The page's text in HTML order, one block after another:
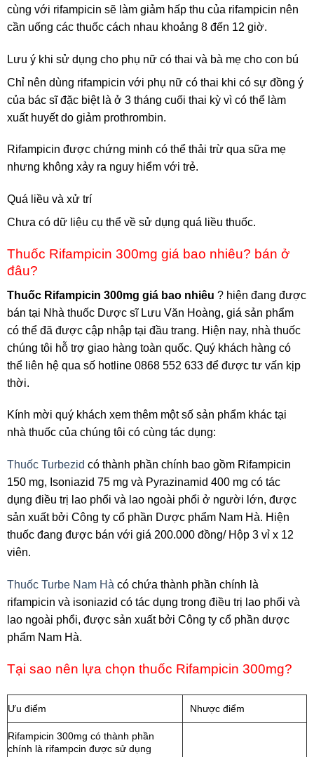
cùng với rifampicin sẽ làm giảm hấp thu của rifampicin nên
cần uống các thuốc cách nhau khoảng 8 đến 12 giờ.
Lưu ý khi sử dụng cho phụ nữ có thai và bà mẹ cho con bú
Chỉ nên dùng rifampicin với phụ nữ có thai khi có sự đồng ý
của bác sĩ đặc biệt là ở 3 tháng cuối thai kỳ vì có thể làm
xuất huyết do giảm prothrombin.
Rifampicin được chứng minh có thể thải trừ qua sữa mẹ
nhưng không xảy ra nguy hiểm với trẻ.
Quá liều và xử trí
Chưa có dữ liệu cụ thể về sử dụng quá liều thuốc.
Thuốc Rifampicin 300mg giá bao nhiêu? bán ở
đâu?
Thuốc Rifampicin 300mg giá bao nhiêu ? hiện đang được
bán tại Nhà thuốc Dược sĩ Lưu Văn Hoàng, giá sản phẩm
có thể đã được cập nhập tại đầu trang. Hiện nay, nhà thuốc
chúng tôi hỗ trợ giao hàng toàn quốc. Quý khách hàng có
thể liên hệ qua số hotline 0868 552 633 để được tư vấn kịp
thời.
Kính mời quý khách xem thêm một số sản phẩm khác tại
nhà thuốc của chúng tôi có cùng tác dụng:
Thuốc Turbezid có thành phần chính bao gồm Rifampicin
150 mg, Isoniazid 75 mg và Pyrazinamid 400 mg có tác
dụng điều trị lao phổi và lao ngoài phổi ở người lớn, được
sản xuất bởi Công ty cổ phần Dược phẩm Nam Hà. Hiện
thuốc đang được bán với giá 200.000 đồng/ Hộp 3 vỉ x 12
viên.
Thuốc Turbe Nam Hà có chứa thành phần chính là
rifampicin và isoniazid có tác dụng trong điều trị lao phổi và
lao ngoài phổi, được sản xuất bởi Công ty cổ phần dược
phẩm Nam Hà.
Tại sao nên lựa chọn thuốc Rifampicin 300mg?
Ưu điểm Nhược điểm
Rifampicin 300mg có thành phần
chính là rifampcin được sử dụng